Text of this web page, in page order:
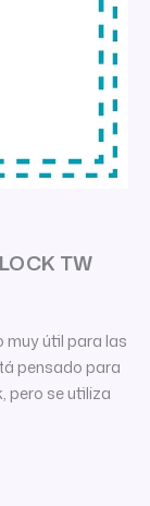
TW
muy útil para las
pensado para
pero se utiliza